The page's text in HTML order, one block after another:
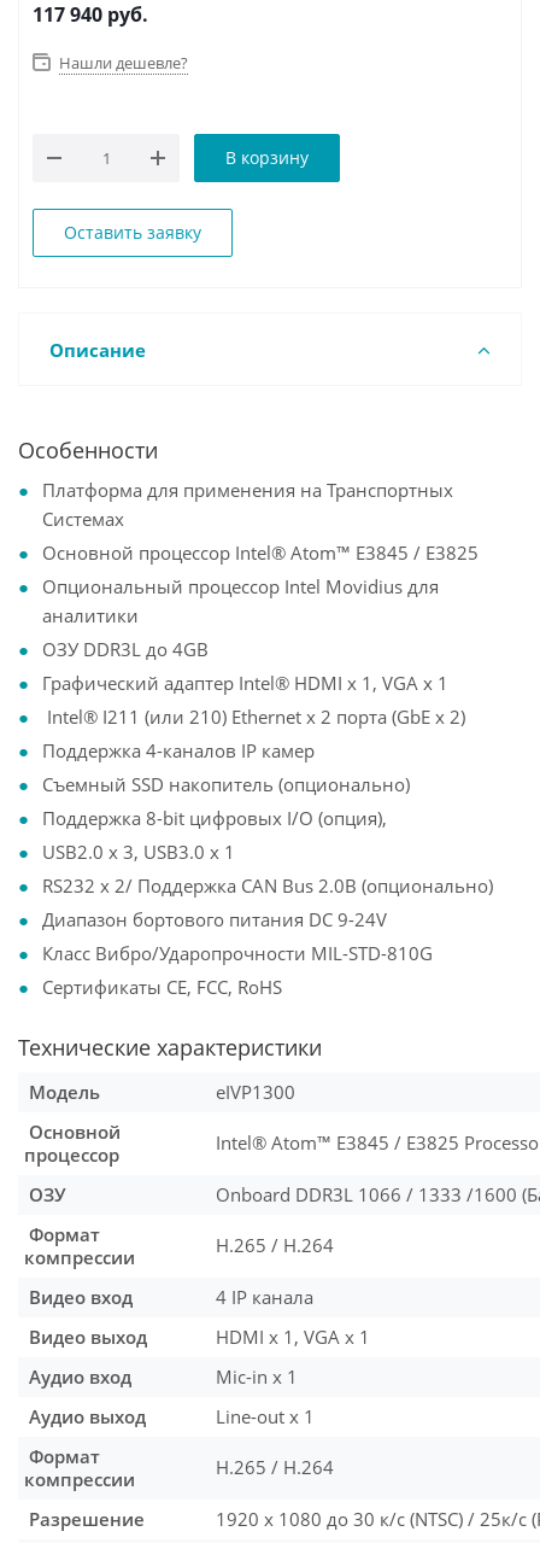
117 940 руб.
Нашли дешевле?
В корзину
Оставить заявку
Описание
Особенности
Платформа для применения на Транспортных
Системах
Основной процессор Intel® Atom™ E3845 / E3825
Опциональный процессор Intel Movidius для
аналитики
ОЗУ DDR3L до 4GB
Графический адаптер Intel® HDMI x 1, VGA x 1
Intel® I211 (или 210) Ethernet x 2 порта (GbE x 2)
Поддержка 4-каналов IP камер
Съемный SSD накопитель (опционально)
Поддержка 8-bit цифровых I/O (опция),
USB2.0 x 3, USB3.0 x 1
RS232 x 2/ Поддержка CAN Bus 2.0B (опционально)
Диапазон бортового питания DC 9-24V
Класс Вибро/Ударопрочности MIL-STD-810G
Сертификаты CE, FCC, RoHS
Технические характеристики
Модель
eIVP1300
Основной
процессор
Intel® Atom™ E3845 / E3825
ОЗУ
Onboard DDR3L 1066 / 1333 /1600
Формат
компрессии
H.265 / H.264
Видео вход
4 IP канала
Видео выход
HDMI x 1, VGA x 1
Аудио вход
Mic-in x 1
Аудио выход
Line-out x 1
Формат
компрессии
H.265 / H.264
Разрешение
1920 x 1080 до 30 к/с (NTSC) / 25к/с